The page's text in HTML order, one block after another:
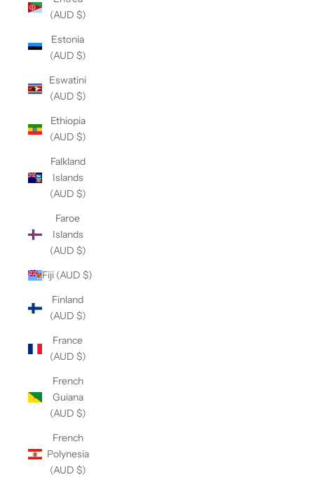
(AUD $)
Estonia
(AUD $)
Eswatini
(AUD $)
Ethiopia
(AUD $)
Falkland
Islands
(AUD $)
Faroe
Islands
(AUD $)
Fiji (AUD $)
Finland
(AUD $)
France
(AUD $)
French
Guiana
(AUD $)
French
Polynesia
(AUD $)